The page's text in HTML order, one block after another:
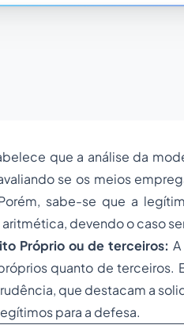
que a análise da
se os meios
sabe-se que a
devendo o caso
Próprio ou de terceiros:
quanto de
que destacam a
para a defesa.